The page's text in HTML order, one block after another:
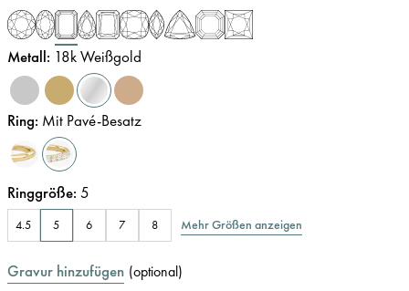
Metall: 18k Weißgold
Ring: Mit Pavé-Besatz
Ringgröße: 5
4.5 5 6 7 8 Mehr Größen anzeigen
Gravur hinzufügen (optional)